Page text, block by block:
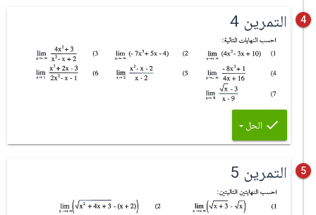
4 التمرين 4
الحل
5 التمرين 5